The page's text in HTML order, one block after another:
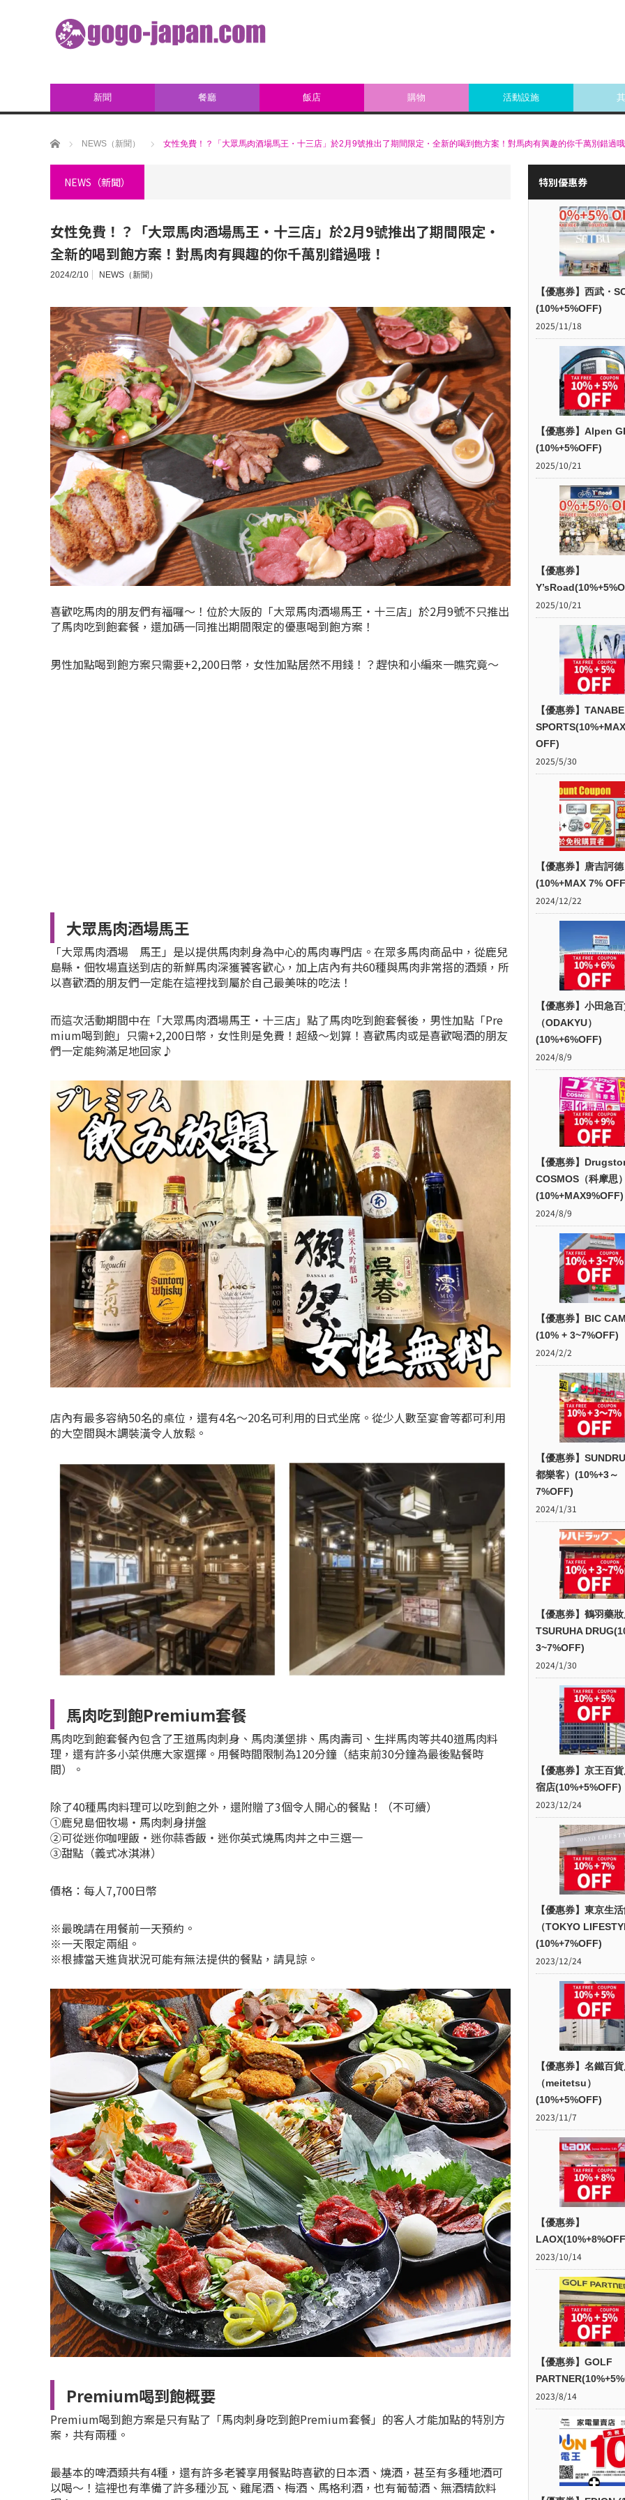
新聞 餐廳 飯店 購物 活動設施
ホーム NEWS（新聞） 女性免費！？「大眾馬肉酒場馬王・十三店」於2月9號推出了期間限定・全新的喝到飽方案！對馬肉有興趣的你千萬別錯過
NEWS（新聞）
女性免費！？「大眾馬肉酒場馬王・十三店」於2月9號推出了期間限定・
全新的喝到飽方案！對馬肉有興趣的你千萬別錯過哦！
2024/2/10 NEWS（新聞）
喜歡吃馬肉的朋友們有福囉～！位於大阪的「大眾馬肉酒場馬王・十三店」於2月9號不只推出
了馬肉吃到飽套餐，還加碼一同推出期間限定的優惠喝到飽方案！
男性加點喝到飽方案只需要+2,200日幣，女性加點居然不用錢！？趕快和小編來一瞧究竟～
大眾馬肉酒場馬王
「大眾馬肉酒場 馬王」是以提供馬肉刺身為中心的馬肉專門店。在眾多馬肉商品中，從鹿兒
島縣・佃牧場直送到店的新鮮馬肉深獲饕客歡心，加上店內有共60種與馬肉非常搭的酒類，所
以喜歡酒的朋友們一定能在這裡找到屬於自己最美味的吃法！
而這次活動期間中在「大眾馬肉酒場馬王・十三店」點了馬肉吃到飽套餐後，男性加點「Pre
mium喝到飽」只需+2,200日幣，女性則是免費！超級～划算！喜歡馬肉或是喜歡喝酒的朋友
們一定能夠滿足地回家♪
店內有最多容納50名的桌位，還有4名～20名可利用的日式坐席。從少人數至宴會等都可利用
的大空間與木調裝潢令人放鬆。
馬肉吃到飽Premium套餐
馬肉吃到飽套餐內包含了王道馬肉刺身、馬肉漢堡排、馬肉壽司、生拌馬肉等共40道馬肉料
理，還有許多小菜供應大家選擇。用餐時間限制為120分鐘（結束前30分鐘為最後點餐時
間）。
除了40種馬肉料理可以吃到飽之外，還附贈了3個令人開心的餐點！（不可續）
①鹿兒島佃牧場・馬肉刺身拼盤
②可從迷你咖哩飯・迷你蒜香飯・迷你英式燒馬肉丼之中三選一
③甜點（義式冰淇淋）
價格：每人7,700日幣
※最晚請在用餐前一天預約。
※一天限定兩組。
※根據當天進貨狀況可能有無法提供的餐點，請見諒。
Premium喝到飽概要
Premium喝到飽方案是只有點了「馬肉刺身吃到飽Premium套餐」的客人才能加點的特別方
案，共有兩種。
最基本的啤酒類共有4種，還有許多老饕享用餐點時喜歡的日本酒、燒酒，甚至有多種地酒可
以喝～！這裡也有準備了許多種沙瓦、雞尾酒、梅酒、馬格利酒，也有葡萄酒、無酒精飲料
特別優惠券
【優惠券】西武・
(10%+5%OFF)
2025/11/18
【優惠券】Alpen
(10%+5%OFF)
2025/10/21
【優惠券】
2025/10/21
【優惠券】TANABE
OFF)
2025/5/30
【優惠券】唐吉訶德
(10%+MAX 7%
2024/12/22
【優惠券】小田急
（ODAKYU）
(10%+6%OFF)
2024/8/9
【優惠券】
COSMOS（科摩思
(10%+MAX9%OFF)
2024/8/9
【優惠券】BIC
(10% + 3~7%OFF)
2024/2/2
【優惠券】
都樂客）(10%+3～
7%OFF)
2024/1/31
【優惠券】鶴羽藥
TSURUHA
3~7%OFF)
2024/1/30
【優惠券】京王百
宿店(10%+5%OFF)
2023/12/24
【優惠券】東京生
（TOKYO
(10%+7%OFF)
2023/12/24
【優惠券】名鐵百
（meitetsu）
(10%+5%OFF)
2023/11/7
【優惠券】
2023/10/14
【優惠券】GOLF
2023/8/14